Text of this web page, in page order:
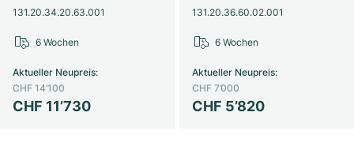
131.20.34.20.63.001
CHF 11’730
Aktueller Neupreis:
CHF 14’100
6 Wochen
131.20.36.60.02.001
CHF 5’820
Aktueller Neupreis:
CHF 7’000
6 Wochen